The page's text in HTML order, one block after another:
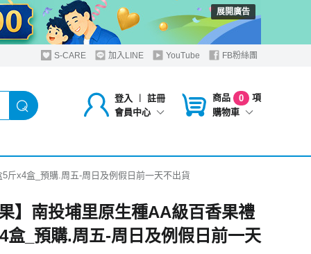
展開廣告
S-CARE 加入LINE YouTube FB粉絲團
登入 ︱
註冊
會員中心
商品 0
項
購物車
斤x4盒_預購.周五-周日及例假日前一天不出貨
】南投埔里原生種AA級百香果禮
盒_預購.周五-周日及例假日前一天